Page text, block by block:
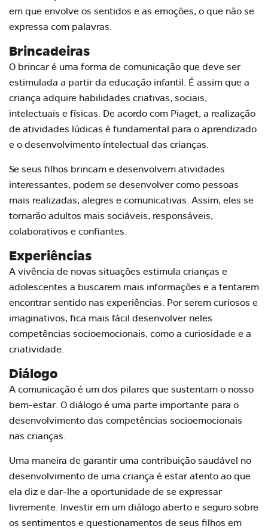
em que envolve os sentidos e as emoções, o que não se
expressa com palavras.
Brincadeiras
O brincar é uma forma de comunicação que deve ser
estimulada a partir da educação infantil. É assim que a
criança adquire habilidades criativas, sociais,
intelectuais e físicas. De acordo com Piaget, a realização
de atividades lúdicas é fundamental para o aprendizado
e o desenvolvimento intelectual das crianças.
Se seus filhos brincam e desenvolvem atividades
interessantes, podem se desenvolver como pessoas
mais realizadas, alegres e comunicativas. Assim, eles se
tornarão adultos mais sociáveis, responsáveis,
colaborativos e confiantes.
Experiências
A vivência de novas situações estimula crianças e
adolescentes a buscarem mais informações e a tentarem
encontrar sentido nas experiências. Por serem curiosos e
imaginativos, fica mais fácil desenvolver neles
competências socioemocionais, como a curiosidade e a
criatividade.
Diálogo
A comunicação é um dos pilares que sustentam o nosso
bem-estar. O diálogo é uma parte importante para o
desenvolvimento das competências socioemocionais
nas crianças.
Uma maneira de garantir uma contribuição saudável no
desenvolvimento de uma criança é estar atento ao que
ela diz e dar-lhe a oportunidade de se expressar
livremente. Investir em um diálogo aberto e seguro sobre
os sentimentos e questionamentos de seus filhos em